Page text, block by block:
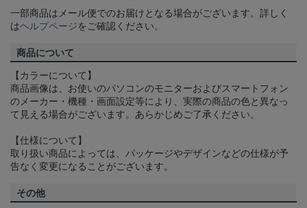
一部商品はメール便でのお届けとなる場合がございます。詳しく
はヘルプページをご確認ください。
商品について
【カラーについて】
商品画像は、お使いのパソコンのモニターおよびスマートフォン
のメーカー・機種・画面設定等により、実際の商品の色と異なっ
て見える場合がございます。あらかじめご了承ください。
【仕様について】
取り扱い商品によっては、パッケージやデザインなどの仕様が予
告なく変更になることがございます。
その他